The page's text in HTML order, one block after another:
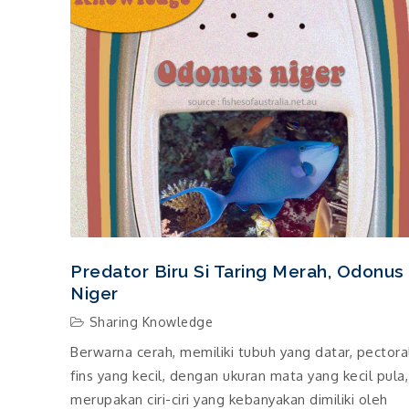
Predator Biru Si Taring Merah, Odonus
Niger
Sharing Knowledge
Berwarna cerah, memiliki tubuh yang datar,
fins yang kecil, dengan ukuran mata yang kecil pula,
merupakan ciri-ciri yang kebanyakan dimiliki oleh